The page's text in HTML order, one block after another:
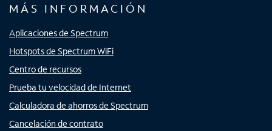
MÁS INFORMACIÓN
Aplicaciones de Spectrum
Hotspots de Spectrum WiFi
Centro de recursos
Prueba tu velocidad de Internet
Calculadora de ahorros de Spectrum
Cancelación de contrato